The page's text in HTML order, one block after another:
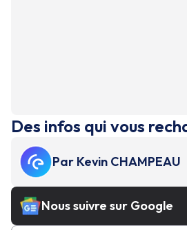
Des infos qui vous
Par Kevin CHAMPEAU
Nous suivre sur Google